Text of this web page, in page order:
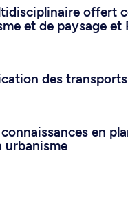
offert
et de paysage et
des
en
urbanisme